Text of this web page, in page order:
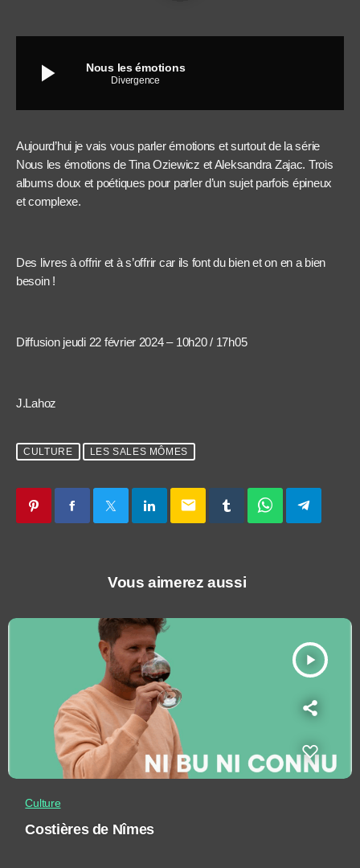
play_arrow Nous les émotions
Divergence
Aujourd’hui je vais vous parler émotions et surtout de la série
Nous les émotions de Tina Oziewicz et Aleksandra Zajac. Trois
albums doux et poétiques pour parler d’un sujet parfois épineux
et complexe.
Des livres à offrir et à s’offrir car ils font du bien et on en a bien
besoin !
Diffusion jeudi 22 février 2024 – 10h20 / 17h05
J.Lahoz
CULTURE LES SALES MÔMES
email
Vous aimerez aussi
play_arrow
Culture
Costières de Nîmes